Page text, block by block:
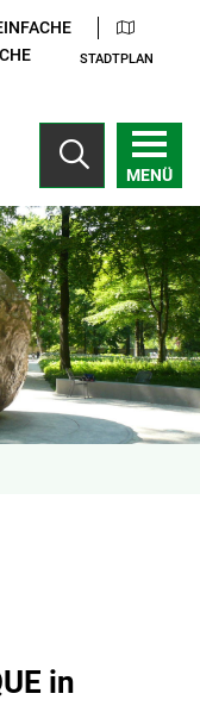
STADTPLAN
MENÜ
in